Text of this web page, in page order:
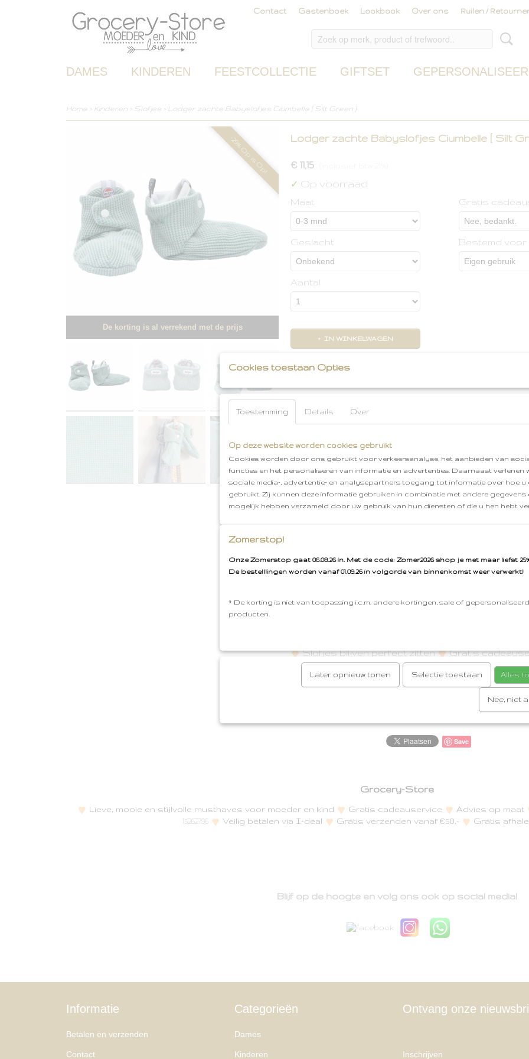
Contact Gastenboek Lookbook Over ons Ruilen /
DAMES KINDEREN FEESTCOLLECTIE GIFTSET
Home > Kinderen > Slofjes > Lodger zachte Babyslofjes Ciumbelle [ Silt Green ]
De korting is al verrekend met de prijs
-25% Op is Op! Lodger zachte Babyslofjes Ciumbelle [ Silt
€ 11,15
✓ Op voorraad
Maat Gratis
Geslacht Bestemd voor
Aantal
IN WINKELWAGEN
Omschrijving
Lodger zachte Babyslofjes Ciumbelle [ Silt Green ]
Deze super zachte katoenen babyslofjes zijn
NewBorns. De binnen en buitenkant zijn gemaakt
katoen. De voetjes blijven heerlijk warm en
ademende materiaal worden de voetjes niet klam
zomer.
De katoenen slofjes hebben rondom de enkels
sluiting met drukknoopjes. Hierdoor zijn de
om aan te trekken. De ideale sluiting in combinatie
Voor de NewBorns zijn de slofjes ideaal omdat ze
Hou jij ook zo van een complete look? Match de
cadeaupakket voor een Zwangerschap,
Kleur:
Slofjes blijven perfect zitten
Gratis
Verzenden vanaf €3,95
gratis verzenden vanaf
in Oud-Beiijerland
Save
Grocery-Store
Lieve, mooie en stijlvolle musthaves voor moeder en kind Gratis cadeauservice Advies op maat
15262796
Veilig betalen via I-deal Gratis verzenden vanaf €50,- Gratis
Blijf op de hoogte en volg ons ook op social media!
Informatie
Betalen en verzenden
Contact
Categorieën
Dames
Kinderen
Ontvang onze
Inschrijven
Cookies toestaan Opties
Toestemming Details Over
Op deze website worden cookies gebruikt
Cookies worden door ons gebruikt voor verkeersanalyse, het aanbieden van
functies en het personaliseren van informatie en advertenties. Daarnaast verlenen
sociale media-, advertentie- en analysepartners toegang tot informatie over hoe u
gebruikt. Zij kunnen deze informatie gebruiken in combinatie met andere gegevens
mogelijk hebben verzameld door uw gebruik van hun diensten of die u hen hebt
Zomerstop!
Onze Zomerstop gaat 06.08.26 in. Met de code: Zomer2026 shop je met maar liefst
De bestelllingen worden vanaf 01.09.26 in volgorde van binnenkomst weer verwerkt!
* De korting is niet van toepassing i.c.m. andere kortingen, sale of
producten.
Later opnieuw tonen Selectie toestaan Alles
Nee, niet